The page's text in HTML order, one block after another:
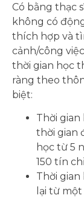
Có bằng thạc
không có
thích hợp và
cảnh/công
thời gian học
ràng theo
biệt:
Thời
thời gian
học từ 5
150 tín
Thời
lại từ